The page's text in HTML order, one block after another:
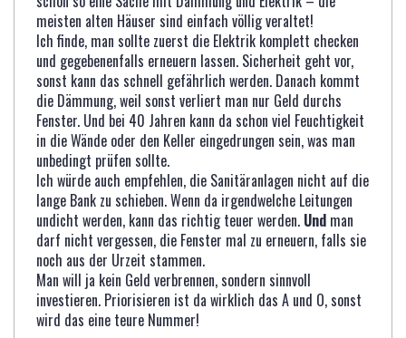
meisten alten Häuser sind einfach völlig veraltet!
Ich finde, man sollte zuerst die Elektrik komplett checken
und gegebenenfalls erneuern lassen. Sicherheit geht vor,
sonst kann das schnell gefährlich werden. Danach kommt
die Dämmung, weil sonst verliert man nur Geld durchs
Fenster. Und bei 40 Jahren kann da schon viel Feuchtigkeit
in die Wände oder den Keller eingedrungen sein, was man
unbedingt prüfen sollte.
Ich würde auch empfehlen, die Sanitäranlagen nicht auf die
lange Bank zu schieben. Wenn da irgendwelche Leitungen
undicht werden, kann das richtig teuer werden. Und man
darf nicht vergessen, die Fenster mal zu erneuern, falls sie
noch aus der Urzeit stammen.
Man will ja kein Geld verbrennen, sondern sinnvoll
investieren. Priorisieren ist da wirklich das A und O, sonst
wird das eine teure Nummer!